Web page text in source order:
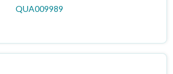
QUA009989